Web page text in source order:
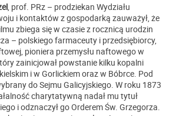
, prof. PRz – prodziekan Wydziału
i kontaktów z gospodarką zauważył, że
zbiega się w czasie z rocznicą urodzin
– polskiego farmaceuty i przedsiębiorcy,
pioniera przemysłu naftowego w
zainicjował powstanie kilku kopalni
i w Gorlickiem oraz w Bóbrce. Pod
do Sejmu Galicyjskiego. W roku 1873
charytatywną nadał mu tytuł
i odznaczył go Orderem Św. Grzegorza.